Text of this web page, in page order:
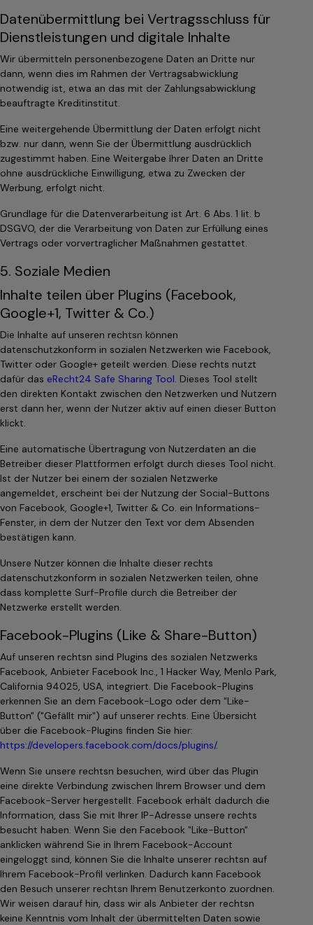
Datenübermittlung bei Vertragsschluss für
Dienstleistungen und digitale Inhalte
Wir übermitteln personenbezogene Daten an Dritte nur
dann, wenn dies im Rahmen der Vertragsabwicklung
notwendig ist, etwa an das mit der Zahlungsabwicklung
beauftragte Kreditinstitut.
Eine weitergehende Übermittlung der Daten erfolgt nicht
bzw. nur dann, wenn Sie der Übermittlung ausdrücklich
zugestimmt haben. Eine Weitergabe Ihrer Daten an Dritte
ohne ausdrückliche Einwilligung, etwa zu Zwecken der
Werbung, erfolgt nicht.
Grundlage für die Datenverarbeitung ist Art. 6 Abs. 1 lit. b
DSGVO, der die Verarbeitung von Daten zur Erfüllung eines
Vertrags oder vorvertraglicher Maßnahmen gestattet.
5. Soziale Medien
Inhalte teilen über Plugins (Facebook,
Google+1, Twitter & Co.)
Die Inhalte auf unseren rechtsn können
datenschutzkonform in sozialen Netzwerken wie Facebook,
Twitter oder Google+ geteilt werden. Diese rechts nutzt
dafür das eRecht24 Safe Sharing Tool. Dieses Tool stellt
den direkten Kontakt zwischen den Netzwerken und Nutzern
erst dann her, wenn der Nutzer aktiv auf einen dieser Button
klickt.
Eine automatische Übertragung von Nutzerdaten an die
Betreiber dieser Plattformen erfolgt durch dieses Tool nicht.
Ist der Nutzer bei einem der sozialen Netzwerke
angemeldet, erscheint bei der Nutzung der Social-Buttons
von Facebook, Google+1, Twitter & Co. ein Informations-
Fenster, in dem der Nutzer den Text vor dem Absenden
bestätigen kann.
Unsere Nutzer können die Inhalte dieser rechts
datenschutzkonform in sozialen Netzwerken teilen, ohne
dass komplette Surf-Profile durch die Betreiber der
Netzwerke erstellt werden.
Facebook-Plugins (Like & Share-Button)
Auf unseren rechtsn sind Plugins des sozialen Netzwerks
Facebook, Anbieter Facebook Inc., 1 Hacker Way, Menlo Park,
California 94025, USA, integriert. Die Facebook-Plugins
erkennen Sie an dem Facebook-Logo oder dem "Like-
Button" ("Gefällt mir") auf unserer rechts. Eine Übersicht
über die Facebook-Plugins finden Sie hier:
https://developers.facebook.com/docs/plugins/.
Wenn Sie unsere rechtsn besuchen, wird über das Plugin
eine direkte Verbindung zwischen Ihrem Browser und dem
Facebook-Server hergestellt. Facebook erhält dadurch die
Information, dass Sie mit Ihrer IP-Adresse unsere rechts
besucht haben. Wenn Sie den Facebook "Like-Button"
anklicken während Sie in Ihrem Facebook-Account
eingeloggt sind, können Sie die Inhalte unserer rechtsn auf
Ihrem Facebook-Profil verlinken. Dadurch kann Facebook
den Besuch unserer rechtsn Ihrem Benutzerkonto zuordnen.
Wir weisen darauf hin, dass wir als Anbieter der rechtsn
keine Kenntnis vom Inhalt der übermittelten Daten sowie